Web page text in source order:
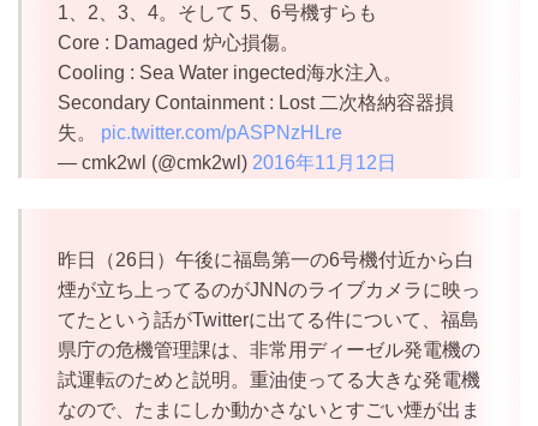
1、2、3、4。そして 5、6号機すらも
Core : Damaged 炉心損傷。
Cooling : Sea Water ingected海水注入。
Secondary Containment : Lost 二次格納容器損
失。 pic.twitter.com/pASPNzHLre
— cmk2wl (@cmk2wl) 2016年11月12日
昨日（26日）午後に福島第一の6号機付近から白
煙が立ち上ってるのがJNNのライブカメラに映っ
てたという話がTwitterに出てる件について、福島
県庁の危機管理課は、非常用ディーゼル発電機の
試運転のためと説明。重油使ってる大きな発電機
なので、たまにしか動かさないとすごい煙が出ま